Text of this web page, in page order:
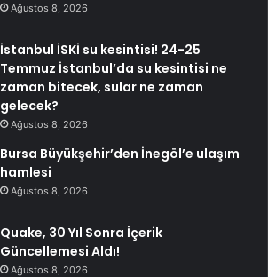
Ağustos 8, 2026
İstanbul İSKİ su kesintisi! 24-25
Temmuz İstanbul’da su kesintisi ne
zaman bitecek, sular ne zaman
gelecek?
Ağustos 8, 2026
Bursa Büyükşehir’den İnegöl’e ulaşım
hamlesi
Ağustos 8, 2026
Quake, 30 Yıl Sonra İçerik
Güncellemesi Aldı!
Ağustos 8, 2026